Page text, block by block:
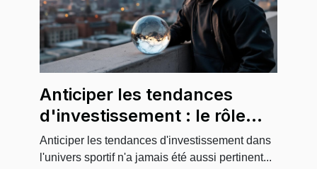
Anticiper les tendances
d'investissement : le rôle
des nouvelles recrues
sportives
Anticiper les tendances d'investissement dans
l'univers sportif n'a jamais été aussi pertinent...